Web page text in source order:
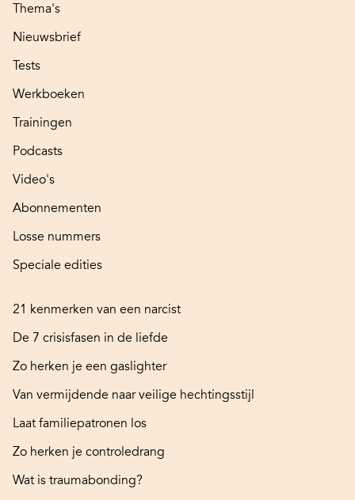
Thema's
Nieuwsbrief
Tests
Werkboeken
Trainingen
Podcasts
Video's
Abonnementen
Losse nummers
Speciale edities
21 kenmerken van een narcist
De 7 crisisfasen in de liefde
Zo herken je een gaslighter
Van vermijdende naar veilige hechtingsstijl
Laat familiepatronen los
Zo herken je controledrang
Wat is traumabonding?